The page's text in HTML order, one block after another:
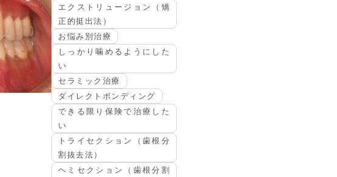
エクストリュージョン（矯
正的挺出法）
お悩み別治療
しっかり噛めるようにした
い
セラミック治療
ダイレクトボンディング
できる限り保険で治療した
い
トライセクション（歯根分
割抜去法）
ヘミセクション（歯根分割